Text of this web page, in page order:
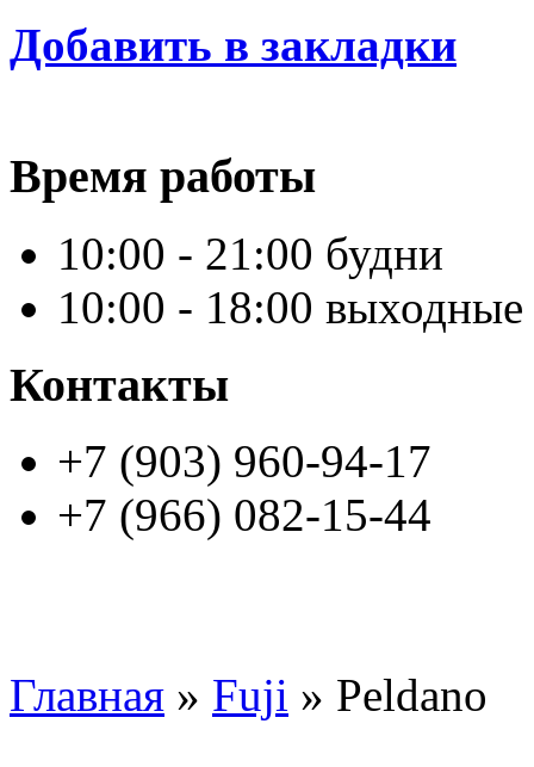
Добавить в закладки
Время работы
10:00 - 21:00 будни
10:00 - 18:00 выходные
Контакты
+7 (903) 960-94-17
+7 (966) 082-15-44
Главная » Fuji » Peldano